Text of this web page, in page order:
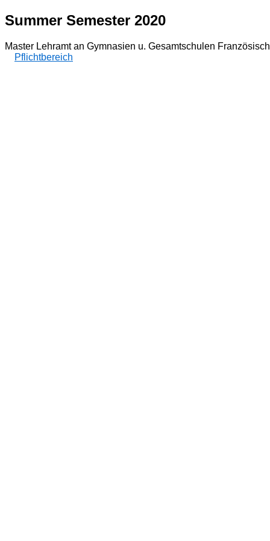
Summer Semester 2020
Master Lehramt an Gymnasien u. Gesamtschulen
Pflichtbereich